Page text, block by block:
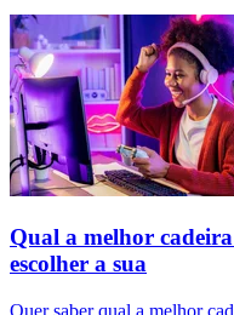
Qual a melhor
escolher a sua
Quer saber qual a melhor